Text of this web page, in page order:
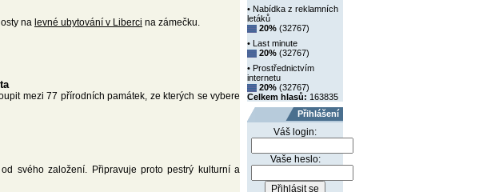
na levné ubytování v Liberci na zámečku.
mezi 77 přírodních památek, ze kterých se vybere
svého založení. Připravuje proto pestrý kulturní a
• Nabídka z reklamních
letáků
20% (32767)
• Last minute
20% (32767)
• Prostřednictvím
internetu
20% (32767)
Celkem hlasů: 163835
Přihlášení
Váš login:
Vaše heslo: